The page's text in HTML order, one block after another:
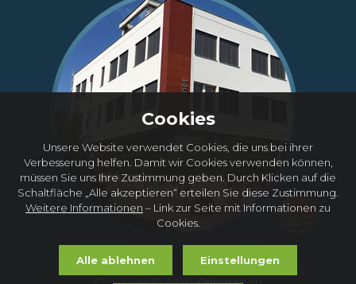
Cookies
Unsere Website verwendet Cookies, die uns bei ihrer
Verbesserung helfen. Damit wir Cookies verwenden können,
müssen Sie uns Ihre Zustimmung geben. Durch Klicken auf die
Schaltfläche „Alle akzeptieren“ erteilen Sie diese Zustimmung.
Weitere Informationen – Link zur Seite mit Informationen zu
Cookies.
Alle ablehnen Einstellungen